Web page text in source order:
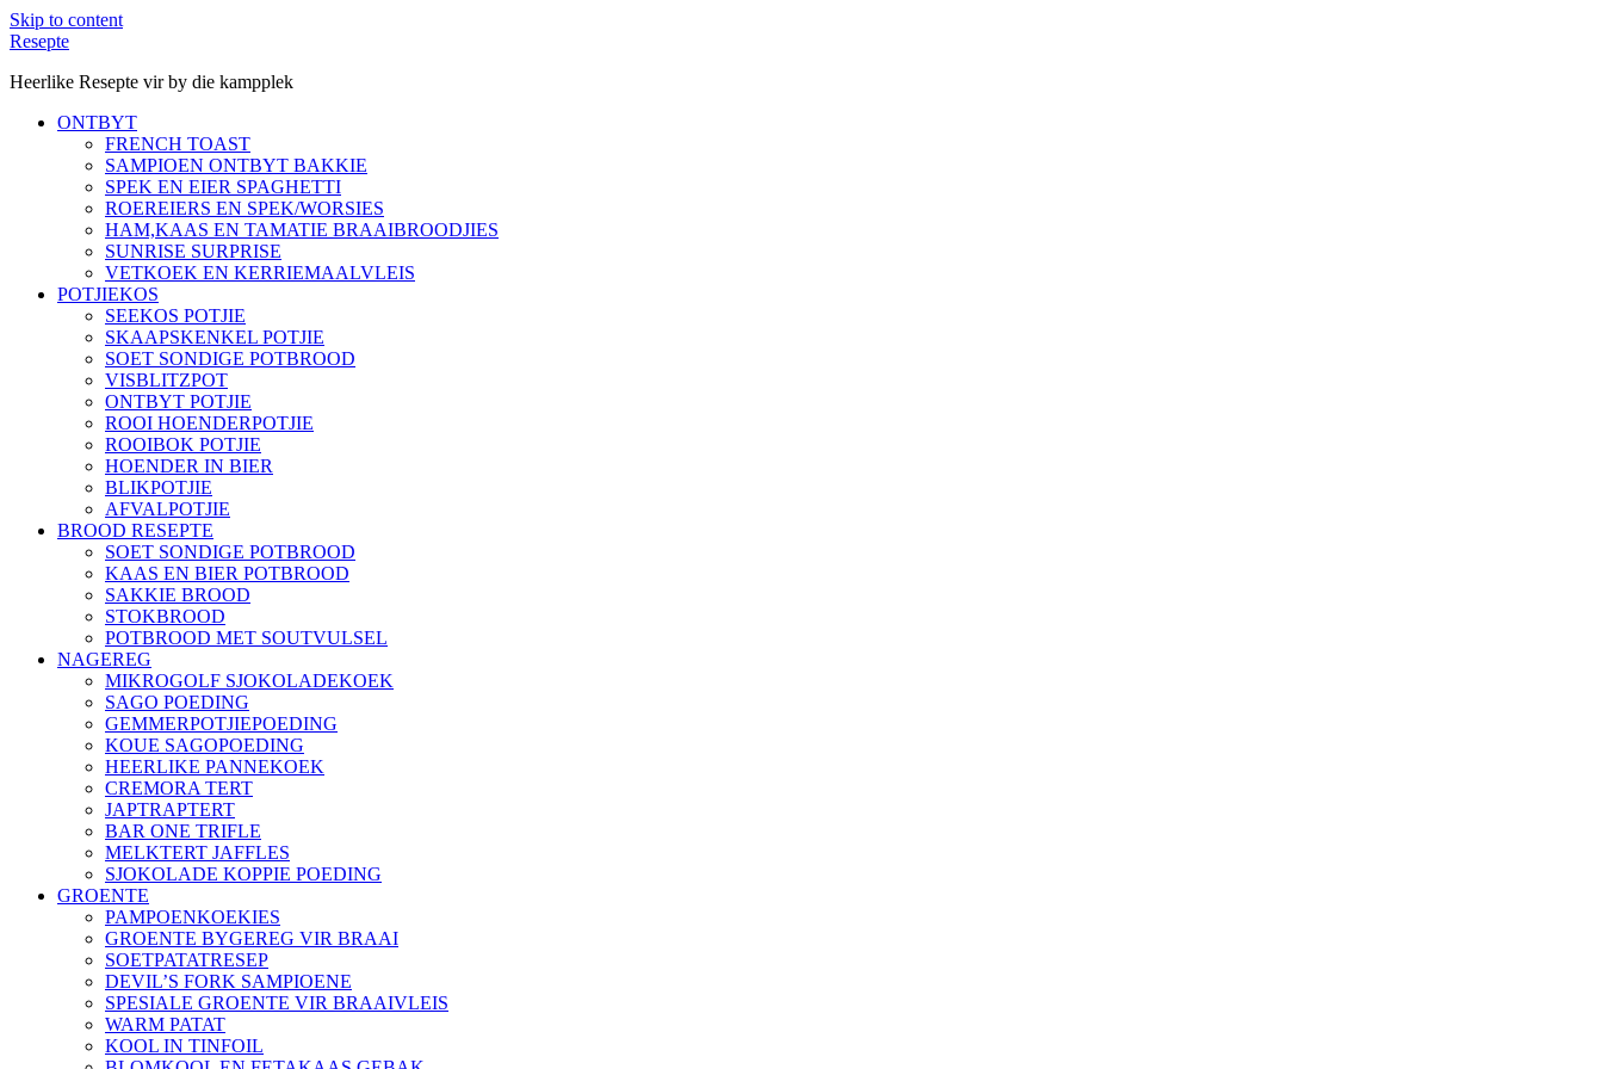
Skip to content
Resepte
Heerlike Resepte vir by die kampplek
ONTBYT
FRENCH TOAST
SAMPIOEN ONTBYT BAKKIE
SPEK EN EIER SPAGHETTI
ROEREIERS EN SPEK/WORSIES
HAM,KAAS EN TAMATIE BRAAIBROODJIES
SUNRISE SURPRISE
VETKOEK EN KERRIEMAALVLEIS
POTJIEKOS
SEEKOS POTJIE
SKAAPSKENKEL POTJIE
SOET SONDIGE POTBROOD
VISBLITZPOT
ONTBYT POTJIE
ROOI HOENDERPOTJIE
ROOIBOK POTJIE
HOENDER IN BIER
BLIKPOTJIE
AFVALPOTJIE
BROOD RESEPTE
SOET SONDIGE POTBROOD
KAAS EN BIER POTBROOD
SAKKIE BROOD
STOKBROOD
POTBROOD MET SOUTVULSEL
NAGEREG
MIKROGOLF SJOKOLADEKOEK
SAGO POEDING
GEMMERPOTJIEPOEDING
KOUE SAGOPOEDING
HEERLIKE PANNEKOEK
CREMORA TERT
JAPTRAPTERT
BAR ONE TRIFLE
MELKTERT JAFFLES
SJOKOLADE KOPPIE POEDING
GROENTE
PAMPOENKOEKIES
GROENTE BYGEREG VIR BRAAI
SOETPATATRESEP
DEVIL’S FORK SAMPIOENE
SPESIALE GROENTE VIR BRAAIVLEIS
WARM PATAT
KOOL IN TINFOIL